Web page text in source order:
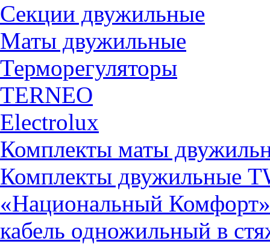
Секции двужильные
Маты двужильные
Терморегуляторы
TERNEO
Electrolux
Комплекты маты
Комплекты двужильные
«Национальный Комфорт»
кабель одножильный в